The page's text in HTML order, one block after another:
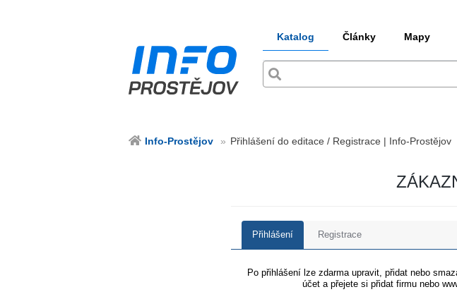
Katalog Články Mapy
Info-Prostějov Přihlášení do editace / Registrace | Info-Prostějov
Přihlášení Registrace
Po přihlášení lze zdarma upravit, přidat nebo
účet a přejete si přidat firmu nebo